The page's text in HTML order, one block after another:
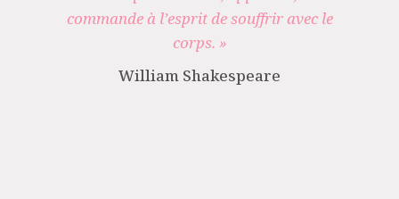
commande à l’esprit de souffrir avec le
corps. »
William Shakespeare